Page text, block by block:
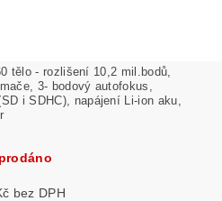
tělo - rozlišení 10,2 mil.bodů,
3- bodový autofokus,
i SDHC), napájení Li-ion aku,
0 Kč bez DPH